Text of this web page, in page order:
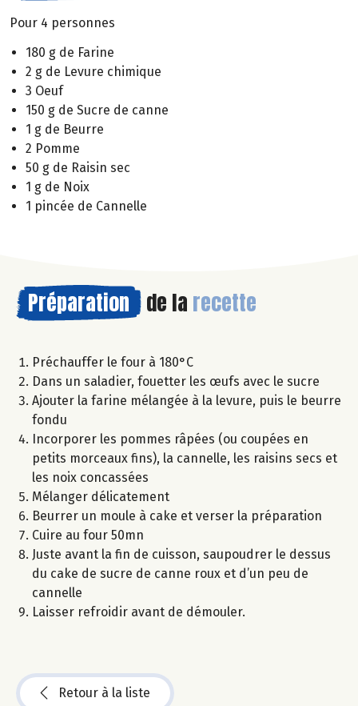
Pour 4 personnes
180 g de Farine
2 g de Levure chimique
3 Oeuf
150 g de Sucre de canne
1 g de Beurre
2 Pomme
50 g de Raisin sec
1 g de Noix
1 pincée de Cannelle
Préparation de la recette
Préchauffer le four à 180°C
Dans un saladier, fouetter les œufs avec le sucre
Ajouter la farine mélangée à la levure, puis le beurre
fondu
Incorporer les pommes râpées (ou coupées en
petits morceaux fins), la cannelle, les raisins secs et
les noix concassées
Mélanger délicatement
Beurrer un moule à cake et verser la préparation
Cuire au four 50mn
Juste avant la fin de cuisson, saupoudrer le dessus
du cake de sucre de canne roux et d’un peu de
cannelle
Laisser refroidir avant de démouler.
Retour à la liste